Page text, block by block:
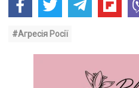
#Агресія Росії